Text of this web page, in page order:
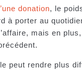
donation, le
à porter au
mais en
peut rendre plus